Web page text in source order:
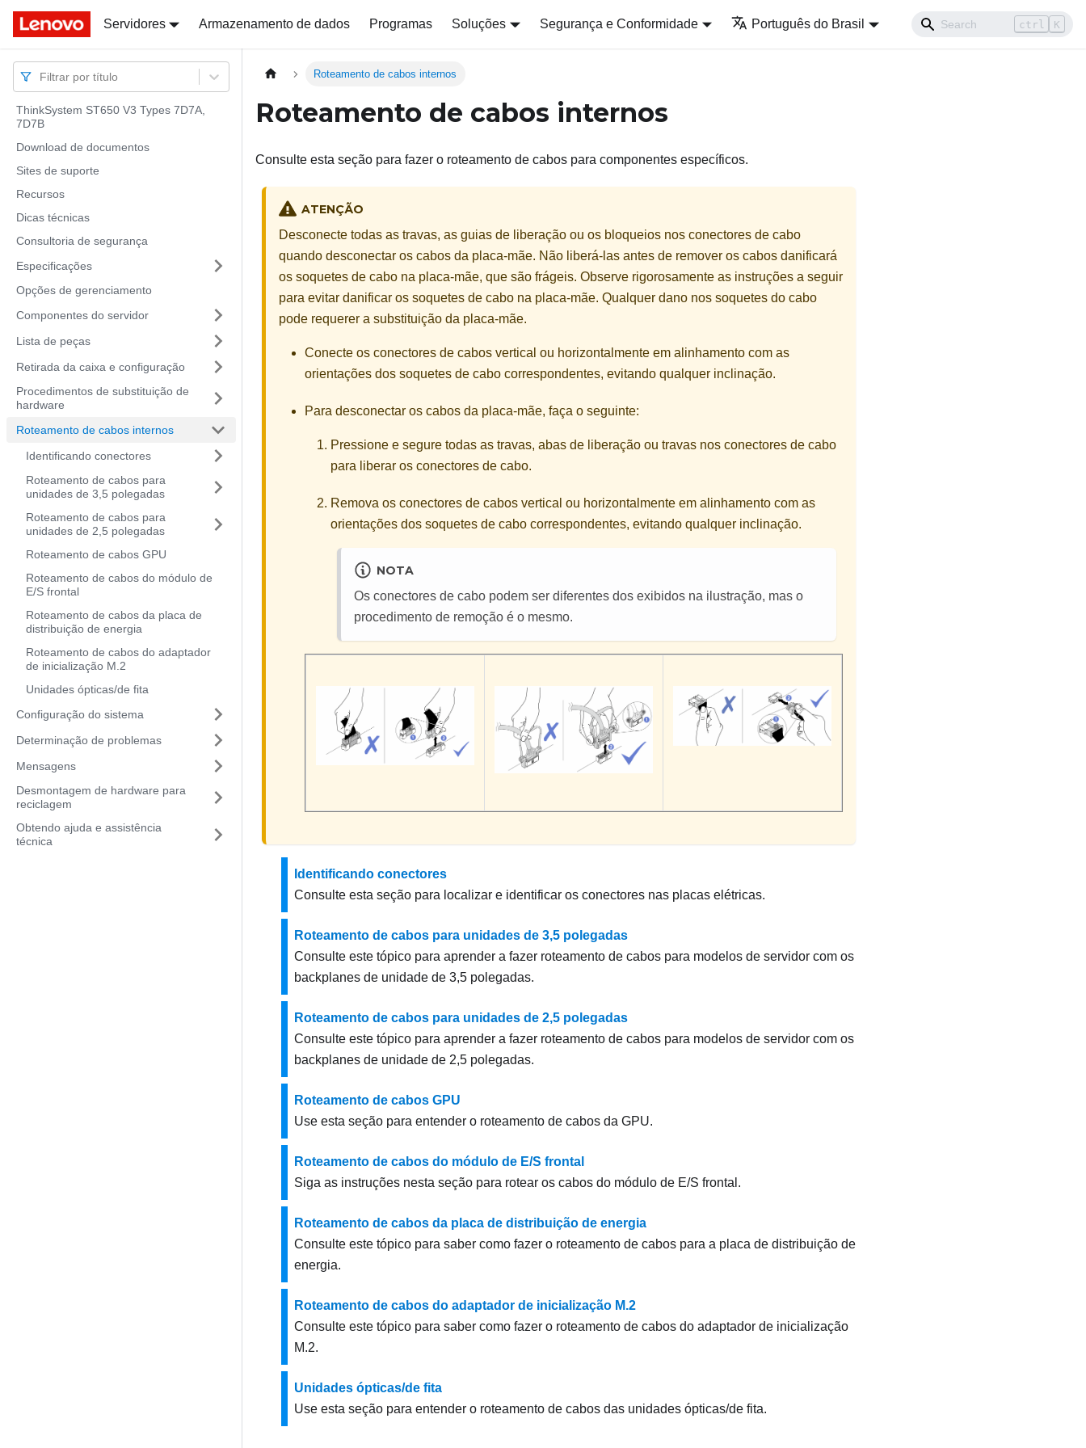
Docs
Servidores Armazenamento de dados Programas Soluções Segurança e Conformidade Português do Brasil ctrl K
Docs
Filtrar por título
ThinkSystem ST650 V3 Types 7D7A,
7D7B
Download de documentos
Sites de suporte
Recursos
Dicas técnicas
Consultoria de segurança
Especificações
Opções de gerenciamento
Componentes do servidor
Lista de peças
Retirada da caixa e configuração
Procedimentos de substituição de
hardware
Roteamento de cabos internos
Identificando conectores
Roteamento de cabos para
unidades de 3,5 polegadas
Roteamento de cabos para
unidades de 2,5 polegadas
Roteamento de cabos GPU
Roteamento de cabos do módulo de
E/S frontal
Roteamento de cabos da placa de
distribuição de energia
Roteamento de cabos do adaptador
de inicialização M.2
Unidades ópticas/de fita
Configuração do sistema
Determinação de problemas
Mensagens
Desmontagem de hardware para
reciclagem
Obtendo ajuda e assistência
técnica
Roteamento de cabos internos
Roteamento de cabos internos
Consulte esta seção para fazer o roteamento de cabos para componentes específicos.
ATENÇÃO
Desconecte todas as travas, as guias de liberação ou os bloqueios nos conectores de cabo
quando desconectar os cabos da placa-mãe. Não liberá-las antes de remover os cabos danificará
os soquetes de cabo na placa-mãe, que são frágeis. Observe rigorosamente as instruções a seguir
para evitar danificar os soquetes de cabo na placa-mãe. Qualquer dano nos soquetes do cabo
pode requerer a substituição da placa-mãe.
Conecte os conectores de cabos vertical ou horizontalmente em alinhamento com as
orientações dos soquetes de cabo correspondentes, evitando qualquer inclinação.
Para desconectar os cabos da placa-mãe, faça o seguinte:
Pressione e segure todas as travas, abas de liberação ou travas nos conectores de cabo
para liberar os conectores de cabo.
Remova os conectores de cabos vertical ou horizontalmente em alinhamento com as
orientações dos soquetes de cabo correspondentes, evitando qualquer inclinação.
NOTA
Os conectores de cabo podem ser diferentes dos exibidos na ilustração, mas o
procedimento de remoção é o mesmo.
Identificando conectores
Consulte esta seção para localizar e identificar os conectores nas placas elétricas.
Roteamento de cabos para unidades de 3,5 polegadas
Consulte este tópico para aprender a fazer roteamento de cabos para modelos de servidor com os
backplanes de unidade de 3,5 polegadas.
Roteamento de cabos para unidades de 2,5 polegadas
Consulte este tópico para aprender a fazer roteamento de cabos para modelos de servidor com os
backplanes de unidade de 2,5 polegadas.
Roteamento de cabos GPU
Use esta seção para entender o roteamento de cabos da GPU.
Roteamento de cabos do módulo de E/S frontal
Siga as instruções nesta seção para rotear os cabos do módulo de E/S frontal.
Roteamento de cabos da placa de distribuição de energia
Consulte este tópico para saber como fazer o roteamento de cabos para a placa de distribuição de
energia.
Roteamento de cabos do adaptador de inicialização M.2
Consulte este tópico para saber como fazer o roteamento de cabos do adaptador de inicialização
M.2.
Unidades ópticas/de fita
Use esta seção para entender o roteamento de cabos das unidades ópticas/de fita.